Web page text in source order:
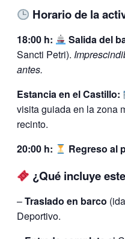
Horario de la
18:00 h: Salida del
Sancti Petri).
antes.
Estancia en el Castillo:
visita guiada en la zona
recinto.
20:00 h:
Regreso al
¿Qué incluye
–Traslado en barco
Deportivo.